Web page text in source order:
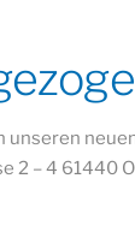
2 – 4 61440